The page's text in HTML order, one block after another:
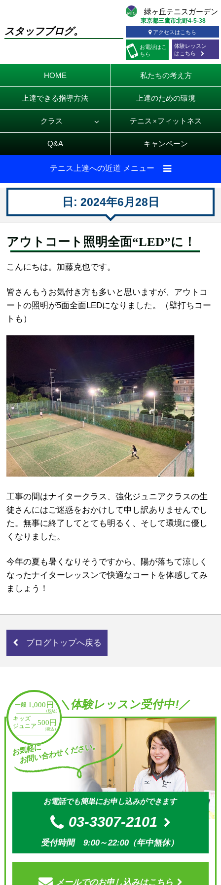
スタッフブログ。
お電話はこ
ちら
東京都三鷹市北野4-5-38
アクセスはこちら
体験レッスン
はこちら
HOME 私たちの考え方
上達できる指導方法 上達のための環境
クラス テニス × フィットネス
Q&A キャンペーン
テニス上達への近道 メニュー
日: 2024年6月28日
アウトコート照明全面“LED”に！
こんにちは。加藤克也です。
皆さんもうお気付き方も多いと思いますが、アウトコ
ートの照明が5面全面LEDになりました。（壁打ちコー
トも）
工事の間はナイタークラス、強化ジュニアクラスの生
徒さんにはご迷惑をおかけして申し訳ありませんでし
た。無事に終了してとても明るく、そして環境に優し
くなりました。
今年の夏も暑くなりそうですから、陽が落ちて涼しく
なったナイターレッスンで快適なコートを体感してみ
ましょう！
ブログトップへ戻る
＼体験レッスン受付中!／
お気軽に
お問い合わせください。
お電話でも簡単にお申し込みができます
03-3307-2101
受付時間 9:00～22:00（年中無休）
メールでのお申し込みはこちら